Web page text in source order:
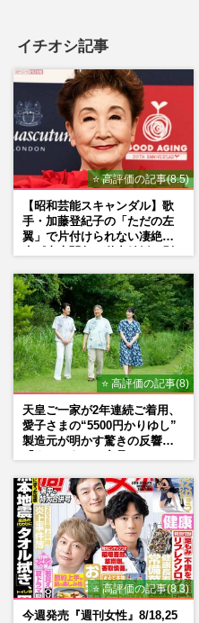
イチオシ記事
⭐ 高評価の記事(8.5)
【昭和芸能スキャンダル】歌
手・加藤登紀子の「ただの左
翼」で片付けられない凄絶半
⭐ 高評価の記事(8)
天皇ご一家が2年連続ご着用、
愛子さまの“5500円かりゆし”
製造元が明かす驚きの反響
⭐ 高評価の記事(8.3)
今週発売『週刊女性』8/18,25